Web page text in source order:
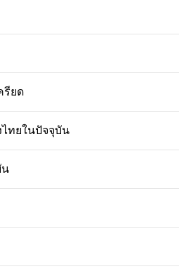
รียด
ทยในปัจจุบัน